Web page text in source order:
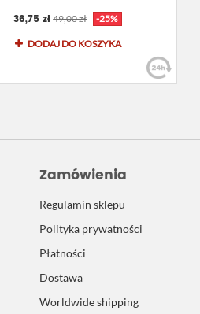
36,75 zł 49,00 zł -25%
DODAJ DO KOSZYKA
Zamówienia
Regulamin sklepu
Polityka prywatności
Płatności
Dostawa
Worldwide shipping